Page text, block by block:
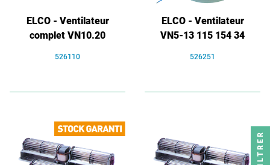
ELCO - Ventilateur
complet VN10.20
526110
ELCO - Ventilateur
VN5-13 115 154 34
526251
FILTRER